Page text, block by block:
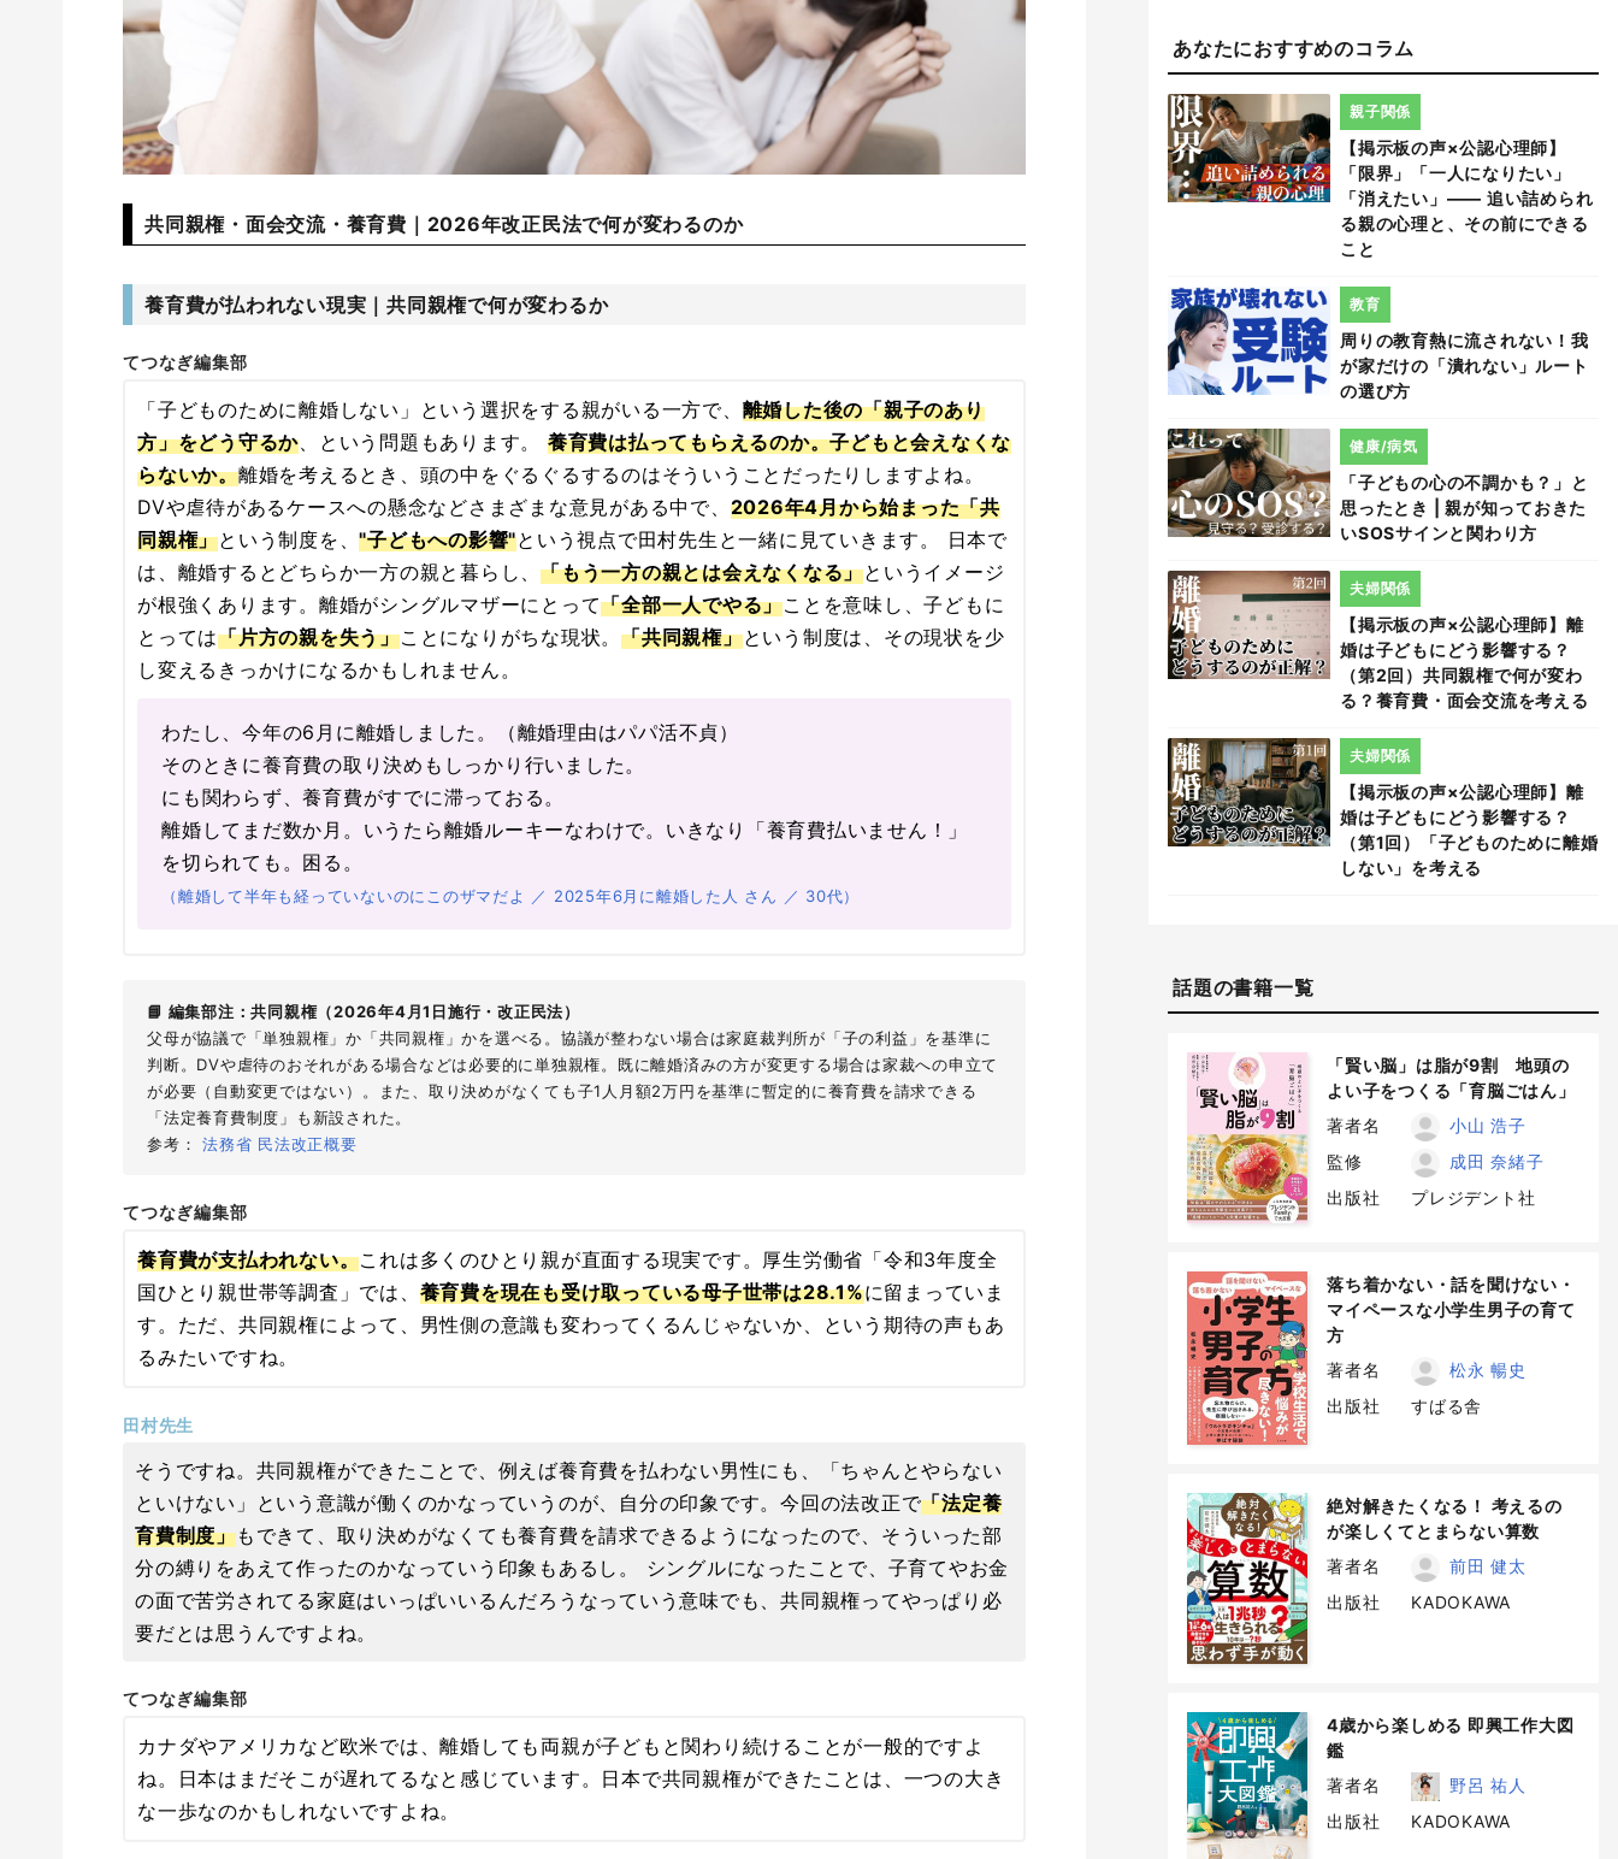
共同親権・面会交流・養育費｜2026年改正民法で何が変わるのか
養育費が払われない現実｜共同親権で何が変わるか
てつなぎ編集部
「子どものために離婚しない」という選択をする親がいる一方で、 離婚した後の「親子のあり
方」をどう守るか、という問題もあります。 養育費は払ってもらえるのか。子どもと会えなくな
らないか。離婚を考えるとき、頭の中をぐるぐるするのはそういうことだったりしますよね。
DVや虐待があるケースへの懸念などさまざまな意見がある中で、 2026年4月から始まった「共
同親権」という制度を、"子どもへの影響"という視点で田村先生と一緒に見ていきます。 日本で
は、離婚するとどちらか一方の親と暮らし、 「もう一方の親とは会えなくなる」というイメージ
が根強くあります。離婚がシングルマザーにとって「全部一人でやる」ことを意味し、子どもに
とっては「片方の親を失う」ことになりがちな現状。 「共同親権」という制度は、その現状を少
し変えるきっかけになるかもしれません。
わたし、今年の6月に離婚しました。（離婚理由はパパ活不貞）
そのときに養育費の取り決めもしっかり行いました。
にも関わらず、養育費がすでに滞っておる。
離婚してまだ数か月。いうたら離婚ルーキーなわけで。いきなり「養育費払いません！」
を切られても。困る。
（離婚して半年も経っていないのにこのザマだよ ／ 2025年6月に離婚した人 さん ／ 30代）
📘 編集部注：共同親権（2026年4月1日施行・改正民法）
父母が協議で「単独親権」か「共同親権」かを選べる。協議が整わない場合は家庭裁判所が「子の利益」を基準に
判断。DVや虐待のおそれがある場合などは必要的に単独親権。既に離婚済みの方が変更する場合は家裁への申立て
が必要（自動変更ではない）。また、取り決めがなくても子1人月額2万円を基準に暫定的に養育費を請求できる
「法定養育費制度」も新設された。
参考： 法務省 民法改正概要
てつなぎ編集部
養育費が支払われない。これは多くのひとり親が直面する現実です。厚生労働省「令和3年度全
国ひとり親世帯等調査」では、 養育費を現在も受け取っている母子世帯は28.1%に留まっていま
す。ただ、共同親権によって、男性側の意識も変わってくるんじゃないか、という期待の声もあ
るみたいですね。
田村先生
そうですね。共同親権ができたことで、例えば養育費を払わない男性にも、「ちゃんとやらない
といけない」という意識が働くのかなっていうのが、自分の印象です。今回の法改正で「法定養
育費制度」もできて、取り決めがなくても養育費を請求できるようになったので、そういった部
分の縛りをあえて作ったのかなっていう印象もあるし。 シングルになったことで、子育てやお金
の面で苦労されてる家庭はいっぱいいるんだろうなっていう意味でも、共同親権ってやっぱり必
要だとは思うんですよね。
てつなぎ編集部
カナダやアメリカなど欧米では、離婚しても両親が子どもと関わり続けることが一般的ですよ
ね。日本はまだそこが遅れてるなと感じています。日本で共同親権ができたことは、一つの大き
な一歩なのかもしれないですよね。
あなたにおすすめのコラム
【掲示板の声×公認心理師】
「限界」「一人になりたい」
「消えたい」―― 追い詰められ
る親の心理と、その前にできる
こと
親子関係
周りの教育熱に流されない！我
が家だけの「潰れない」ルート
の選び方
教育
「子どもの心の不調かも？」と
思ったとき | 親が知っておきた
いSOSサインと関わり方
健康/病気
【掲示板の声×公認心理師】離
婚は子どもにどう影響する？
（第2回）共同親権で何が変わ
る？養育費・面会交流を考える
夫婦関係
【掲示板の声×公認心理師】離
婚は子どもにどう影響する？
（第1回）「子どものために離婚
しない」を考える
夫婦関係
話題の書籍一覧
「賢い脳」は脂が9割 地頭の
よい子をつくる「育脳ごはん」
著者名
小山 浩子
監修
成田 奈緒子
出版社
プレジデント社
落ち着かない・話を聞けない・
マイペースな小学生男子の育て
方
著者名
松永 暢史
出版社
すばる舎
絶対解きたくなる！ 考えるの
が楽しくてとまらない算数
著者名
前田 健太
出版社
KADOKAWA
4歳から楽しめる 即興工作大図
鑑
著者名
野呂 祐人
出版社
KADOKAWA